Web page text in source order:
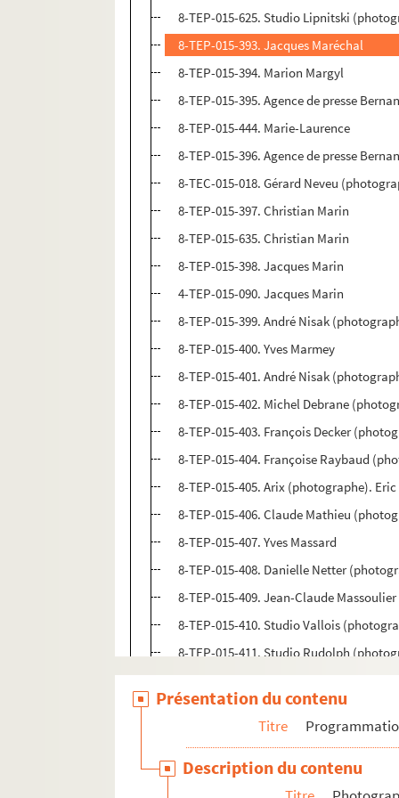
8-TEP-015-625. Studio Lipnitski
8-TEP-015-393. Jacques Maréchal
8-TEP-015-394. Marion Margyl
8-TEP-015-395. Agence de presse
8-TEP-015-444. Marie-Laurence
8-TEP-015-396. Agence de presse
8-TEC-015-018. Gérard Neveu
8-TEP-015-397. Christian Marin
8-TEP-015-635. Christian Marin
8-TEP-015-398. Jacques Marin
4-TEP-015-090. Jacques Marin
8-TEP-015-399. André Nisak
8-TEP-015-400. Yves Marmey
8-TEP-015-401. André Nisak
8-TEP-015-402. Michel Debrane
8-TEP-015-403. François Decker
8-TEP-015-404. Françoise Raybaud
8-TEP-015-405. Arix (photographe).
8-TEP-015-406. Claude Mathieu
8-TEP-015-407. Yves Massard
8-TEP-015-408. Danielle Netter
8-TEP-015-409. Jean-Claude Massoulier
8-TEP-015-410. Studio Vallois
8-TEP-015-411. Studio Rudolph
8-TEP-015-412. Ch. Vandamme
4-TEP-015-091. Eve Heymann
8-TEP-015-413. Claire Maurier, Denise
8-TEP-015-414. Pascal Mazotti
8-TEP-015-415. Maryse Méjean
Présentation du contenu
Titre
Description du contenu